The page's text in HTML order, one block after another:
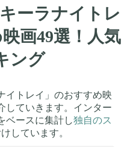
キーラナイトレ
画49選！人気
ング
イトレイ」のおすすめ映
していきます。インター
ベースに集計し独自のス
しています。